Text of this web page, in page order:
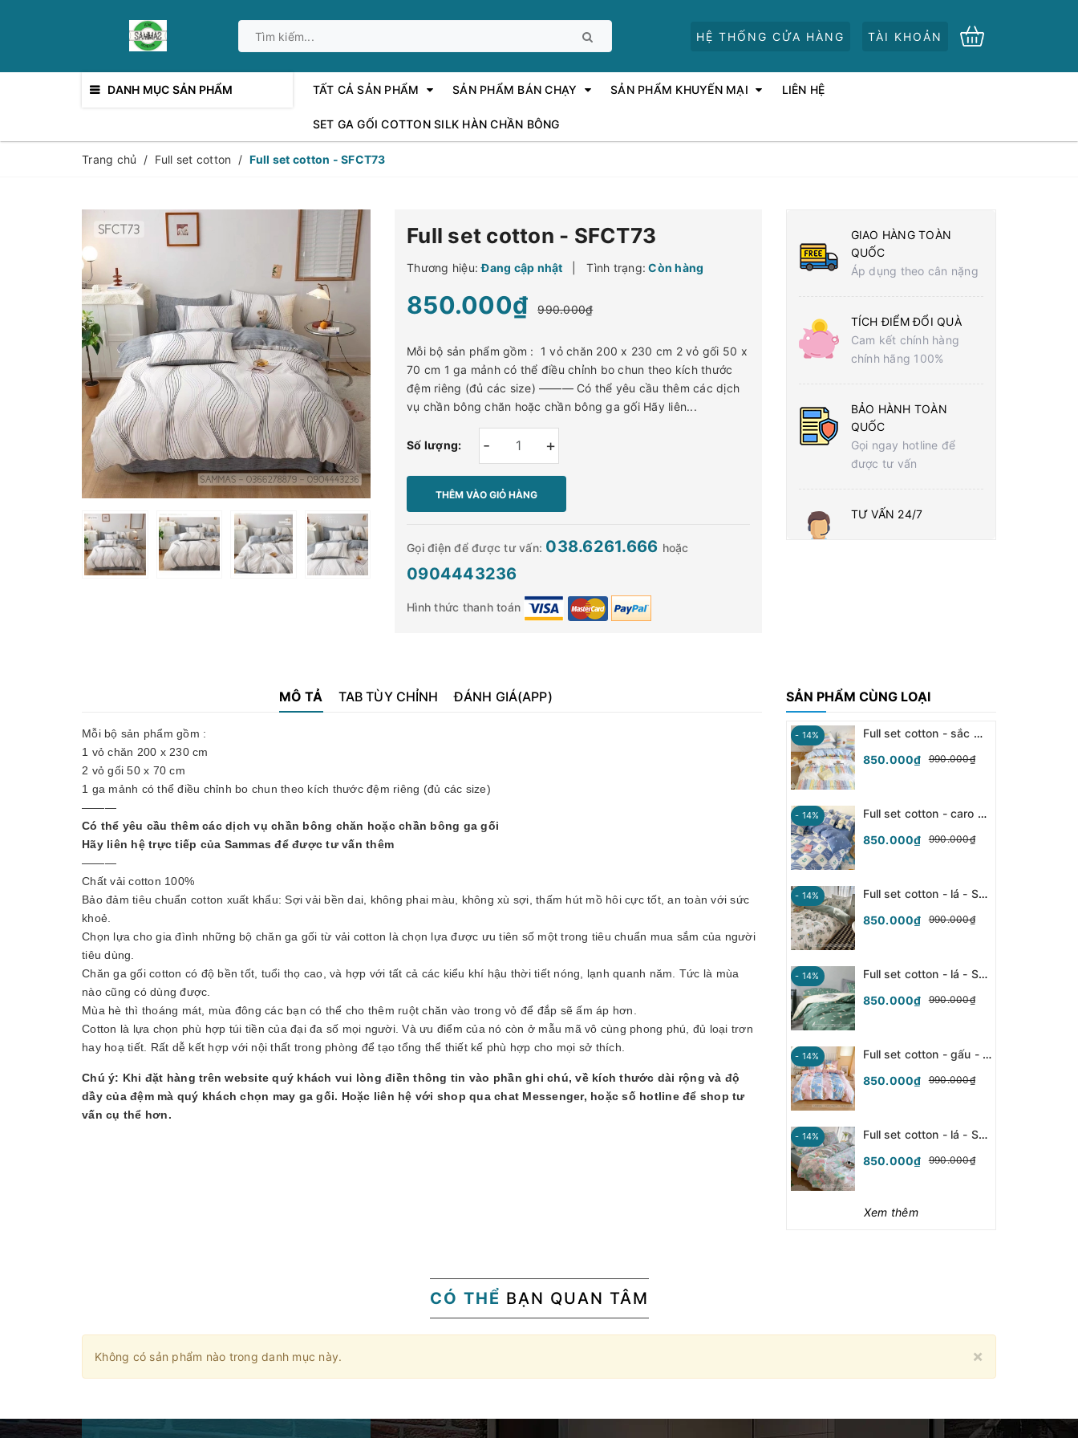
HỆ THỐNG CỬA HÀNG TÀI KHOẢN
DANH MỤC SẢN PHẨM TẤT CẢ SẢN PHẨM SẢN PHẨM BÁN CHẠY SẢN PHẨM KHUYẾN MẠI LIÊN HỆ
SET GA GỐI COTTON SILK HÀN CHẦN BÔNG
Trang chủ / Full set cotton / Full set cotton - SFCT73
Full set cotton - SFCT73
Thương hiệu: Đang cập nhật Tình trạng: Còn hàng
850.000₫ 990.000₫
Mỗi bộ sản phẩm gồm : 1 vỏ chăn 200 x 230 cm 2 vỏ gối 50 x
70 cm 1 ga mảnh có thể điều chỉnh bo chun theo kích thước
đệm riêng (đủ các size) ——— Có thể yêu cầu thêm các dịch
vụ chần bông chăn hoặc chần bông ga gối Hãy liên...
Số lượng: +
-
THÊM VÀO GIỎ HÀNG
Gọi điện để được tư vấn: 038.6261.666 hoặc
0904443236
Hình thức thanh toán
GIAO HÀNG TOÀN
QUỐC
Áp dụng theo cân nặng
TÍCH ĐIỂM ĐỔI QUÀ
Cam kết chính hàng
chính hãng 100%
BẢO HÀNH TOÀN
QUỐC
Gọi ngay hotline để
được tư vấn
TƯ VẤN 24/7
MÔ TẢ TAB TÙY CHỈNH ĐÁNH GIÁ(APP)
Mỗi bộ sản phẩm gồm :
1 vỏ chăn 200 x 230 cm
2 vỏ gối 50 x 70 cm
1 ga mảnh có thể điều chỉnh bo chun theo kích thước đệm riêng (đủ các size)
———
Có thể yêu cầu thêm các dịch vụ chần bông chăn hoặc chần bông ga gối
Hãy liên hệ trực tiếp của Sammas để được tư vấn thêm
———
Chất vải cotton 100%
Bảo đảm tiêu chuẩn cotton xuất khẩu: Sợi vải bền dai, không phai màu, không xù sợi, thấm hút mồ hôi cực tốt, an toàn với sức
khoẻ.
Chọn lựa cho gia đình những bộ chăn ga gối từ vải cotton là chọn lựa được ưu tiên số một trong tiêu chuẩn mua sắm của người
tiêu dùng.
Chăn ga gối cotton có độ bền tốt, tuổi thọ cao, và hợp với tất cả các kiểu khí hậu thời tiết nóng, lạnh quanh năm. Tức là mùa
nào cũng có dùng được.
Mùa hè thì thoáng mát, mùa đông các bạn có thể cho thêm ruột chăn vào trong vỏ để đắp sẽ ấm áp hơn.
Cotton là lựa chọn phù hợp túi tiền của đại đa số mọi người. Và ưu điểm của nó còn ở mẫu mã vô cùng phong phú, đủ loại trơn
hay hoạ tiết. Rất dễ kết hợp với nội thất trong phòng để tạo tổng thể thiết kế phù hợp cho mọi sở thích.
Chú ý: Khi đặt hàng trên website quý khách vui lòng điền thông tin vào phần ghi chú, về kích thước dài rộng và độ
dầy của đệm mà quý khách chọn may ga gối. Hoặc liên hệ với shop qua chat Messenger, hoặc số hotline để shop tư
vấn cụ thể hơn.
SẢN PHẨM CÙNG LOẠI
- 14%
Full set cotton - sắc màu - SFCT151
850.000₫
990.000₫
- 14%
Full set cotton - caro xanh - SFCT150
850.000₫
990.000₫
- 14%
Full set cotton - lá - SFCT149
850.000₫
990.000₫
- 14%
Full set cotton - lá - SFCT148
850.000₫
990.000₫
- 14%
Full set cotton - gấu - SFCT147
850.000₫
990.000₫
- 14%
Full set cotton - lá - SFCT146
850.000₫
990.000₫
Xem thêm
CÓ THỂ BẠN QUAN TÂM
×
Không có sản phẩm nào trong danh mục này.